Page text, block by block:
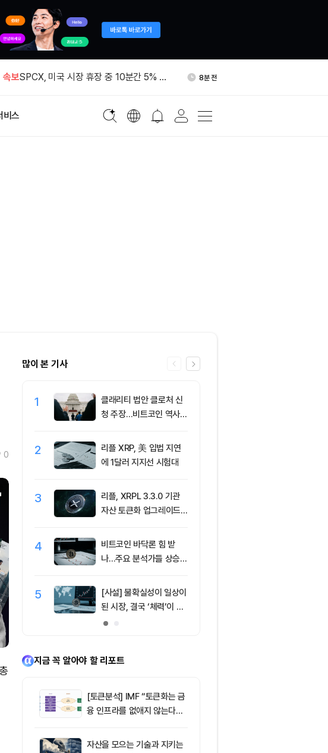
속보
대형 주소, 768만 달러 규모 ETH 리도
SPCX, 미국 시장 휴장 중 10분간 5% 상
8분 전
검…취약점 10여건 발견
비스
0
많이 본 기사
1
클래리티 법안 클로처 신
청 주장…비트코인 역사가
2
리플 XRP, 美 입법 지연
에 1달러 지지선 시험대
3
리플, XRPL 3.3.0 기관
자산 토큰화 업그레이드
러 지지
4
비트코인 바닥론 힘 받
나…주요 분석가들 상승
5
[사설] 불확실성이 일상이
된 시장, 결국 ‘체력’이 승
부 가른다
지금 꼭 알아야 할 리포트
[토큰분석] IMF “토큰화는 금
융 인프라를 없애지 않는다…
뿐”
자산을 모으는 기술과 지키는